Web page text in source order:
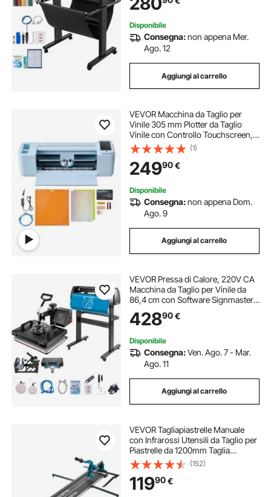
Disponibile
Consegna:non appena Mer.
Ago. 12
Aggiungi al carrello
VEVOR Macchina da Taglio per
Vinile 305 mm Plotter da Taglio
Vinile con Controllo Touchscreen,
Kit Termovinile Accessori per
Biglietti Fai-da-te Sistema
Compatibile Android iOS Mac
Windows, Colore Blu
(1)
24990€
Disponibile
Consegna:non appena Dom.
Ago. 9
Aggiungi al carrello
VEVOR Pressa di Calore, 220V CA
Macchina da Taglio per Vinile da
86,4 cm con Software Signmaster,
38 x 30 cm Pressa a Caldo 5 in 1
con Controller LED Digitale, Plotter
42890€
Disponibile
Consegna:Ven. Ago. 7 - Mar.
Ago. 11
Aggiungi al carrello
VEVOR Tagliapiastrelle Manuale
con Infrarossi Utensili da Taglio per
Piastrelle da 1200mm Taglia
Mattonelle a Mano Gres Ceramica
Porcellanata Spessore di Taglio 4-
15mm Larghezza di Taglio Minima
25mm
(152)
11990€